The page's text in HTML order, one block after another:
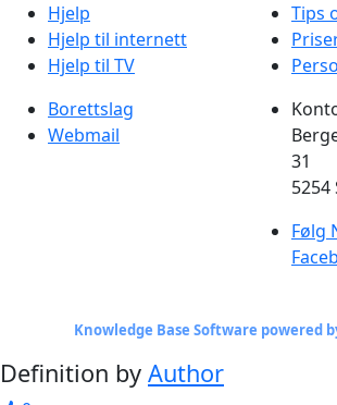
Hjelp
Hjelp til internett
Hjelp til TV
Tips
Borettslag
Webmail
31
5254
Følg
Knowledge Base Software powered
Definition by Author